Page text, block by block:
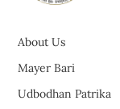
About Us
Mayer Bari
Udbodhan Patrika